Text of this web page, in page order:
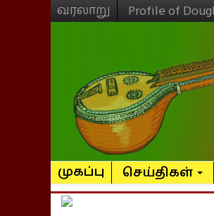
வரலாறு Profile of
முகப்பு செய்திகள்